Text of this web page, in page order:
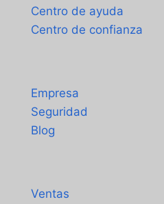
Centro de ayuda
Centro de confianza
Empresa
Seguridad
Blog
Ventas